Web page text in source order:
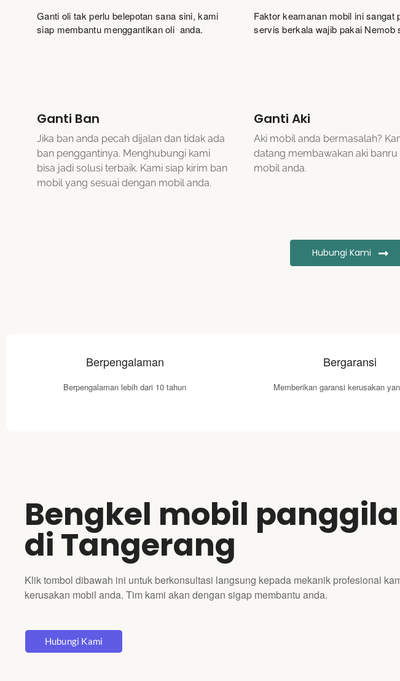
Ganti oli tak perlu belepotan sana sini, kami
siap membantu menggantikan oli anda.
Faktor keamanan mobil ini sangat
servis berkala wajib pakai Nemob
Ganti Ban
Jika ban anda pecah dijalan dan tidak ada
ban penggantinya. Menghubungi kami
bisa jadi solusi terbaik. Kami siap kirim ban
mobil yang sesuai dengan mobil anda.
Ganti Aki
Aki mobil anda bermasalah?
datang membawakan aki
mobil anda.
Hubungi Kami
Berpengalaman
Berpengalaman lebih dari 10 tahun
Bergaransi
Memberikan garansi kerusakan
Bengkel mobil
di Tangerang
Klik tombol dibawah ini untuk berkonsultasi langsung kepada mekanik profesional
kerusakan mobil anda. Tim kami akan dengan sigap membantu anda.
Hubungi Kami